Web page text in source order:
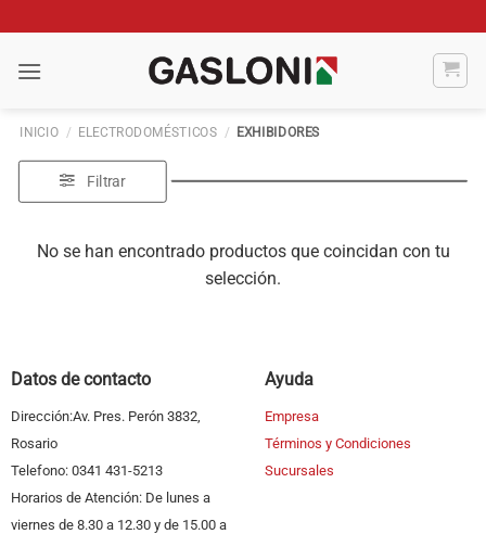
al
contenido
INICIO / ELECTRODOMÉSTICOS / EXHIBIDORES
Filtrar
No se han encontrado productos que coincidan con tu
selección.
Datos de contacto
Dirección:Av. Pres. Perón 3832,
Rosario
Telefono: 0341 431-5213
Horarios de Atención: De lunes a
viernes de 8.30 a 12.30 y de 15.00 a
Ayuda
Empresa
Términos y Condiciones
Sucursales